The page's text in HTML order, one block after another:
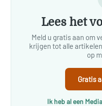
Lees het
Meld u gratis aan om
krijgen tot alle
op
Gratis
Ik heb al een